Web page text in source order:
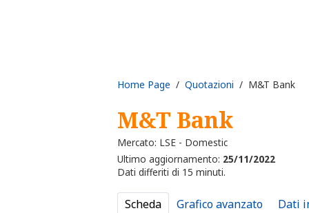
Home Page / Quotazioni / M&T Bank
M&T Bank
Mercato: LSE - Domestic
Ultimo aggiornamento: 25/11/2022
Dati differiti di 15 minuti.
Scheda Grafico avanzato Dati